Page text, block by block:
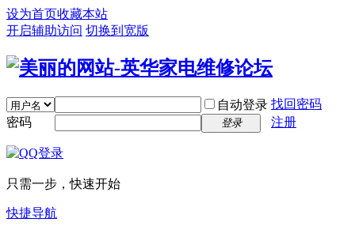
设为首页收藏本站
开启辅助访问 切换到宽版
自动登录 找回密码
密码
登录 注册
只需一步，快速开始
快捷导航